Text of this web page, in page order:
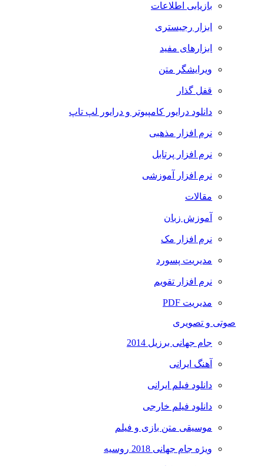
بازیابی اطلاعات
ابزار رجیستری
ابزارهای مفید
ویرایشگر متن
قفل گذار
دانلود درایور کامپیوتر و درایور لپ تاپ
نرم افزار مذهبی
نرم افزار پرتابل
نرم افزار آموزشی
مقالات
آموزش زبان
نرم افزار مک
مدیریت پسورد
نرم افزار تقویم
مدیریت PDF
صوتی و تصویری
جام جهانی برزیل 2014
آهنگ ایرانی
دانلود فیلم ایرانی
دانلود فیلم خارجی
موسیقی متن بازی و فیلم
ویژه جام جهانی 2018 روسیه